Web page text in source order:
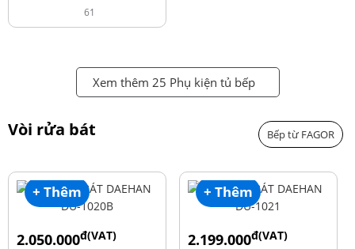
61
Xem thêm 25 Phụ kiện tủ bếp
Vòi rửa bát Bếp từ FAGOR
+ Thêm
2.050.000đ(VAT)
+ Thêm
2.199.000đ(VAT)